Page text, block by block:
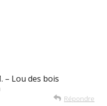
– Lou des bois
Répondre